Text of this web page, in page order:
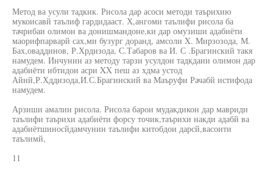
Метод ва усули тадкик. Рисола дар асоси методи таърихию
мукоисавй таълиф гардидааст. Х,ангоми таълифи рисола ба
тачрибаи олимон ва донишмандоне,ки дар омузиши адабиёти
маорифпарварй сах,ми бузург доранд, амсоли X. Мирзозода, М.
Бах,оваддинов, Р.Хрдизода, С.Табаров ва И. С .Брагинский такя
намудем. Инчунин аз методу тарзи усулдои тадкдаии олимон дар
адабиёти ибтидои асри XX пеш аз хдма устод
Айнй,Р.Хддизода,И.С.Брагинский ва Маъруфи Рачабй истифода
намудем.
Арзиши амалии рисола. Рисола барои мудакдикон дар мавриди
таълифи таърихи адабиёти форсу точик,таърихи накди адабй ва
адабиётшиносйдамчунин таълифи китобдои дарсй,васоити
таълимй,
11